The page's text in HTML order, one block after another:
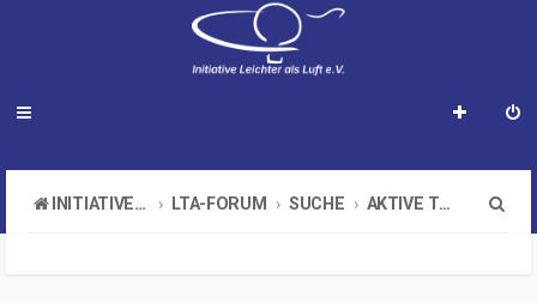
INITIATIVE LEICHTER ALS LUFT E.V. LTA-FORUM SUCHE AKTIVE THEMEN